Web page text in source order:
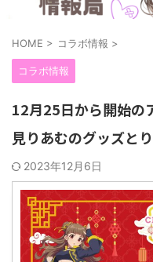
HOME > コラボ情報 >
コラボ情報
12月25日から開始の
見りあむのグッズと
2023年12月6日